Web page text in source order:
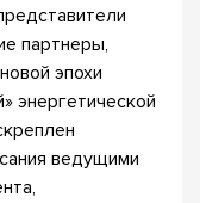
партнеры,
эпохи
энергетической
ведущими